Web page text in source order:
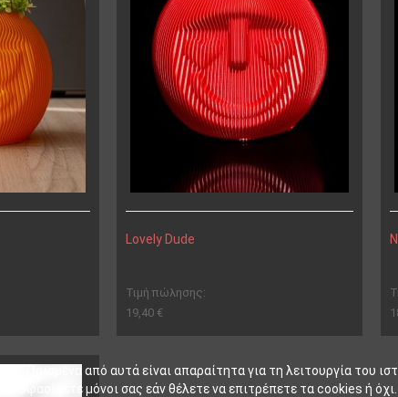
Lovely Dude
Τιμή πώλησης:
19,40 €
Ορισμένα από αυτά είναι απαραίτητα για τη λειτουργία του
μόνοι σας εάν θέλετε να επιτρέπετε τα cookies ή